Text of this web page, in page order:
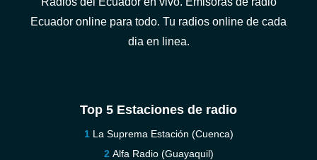
Ecuador online para todo. Tu radios online de cada
dia en linea.
Top 5 Estaciones de radio
La Suprema Estación (Cuenca)
Alfa Radio (Guayaquil)